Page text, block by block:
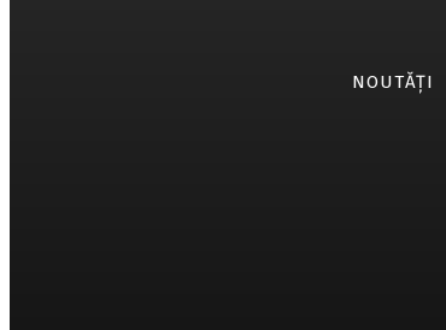
NOUTĂȚI